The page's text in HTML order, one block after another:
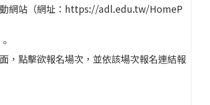
動網站（網址：https://adl.edu.tw/HomeP
，點擊欲報名場次，並依該場次報名連結報